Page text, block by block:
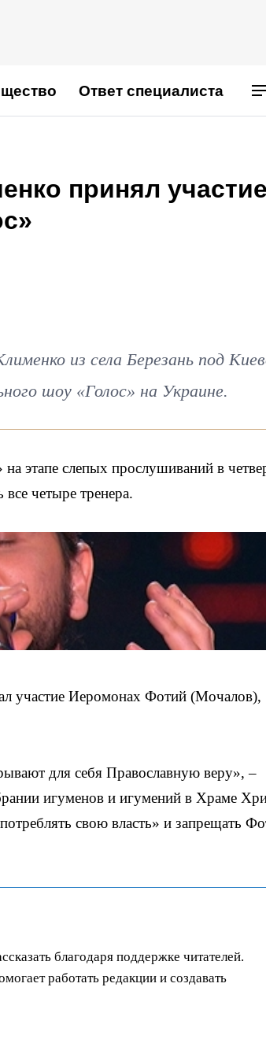
Ответ специалиста
принял
из села Березань под
шоу «Голос» на Украине.
этапе слепых прослушиваний в
четыре тренера.
участие Иеромонах Фотий (Мочалов),
для себя Православную веру», –
игуменов и игумений в Храме
свою власть» и запрещать
благодаря поддержке читателей.
работать редакции и создавать